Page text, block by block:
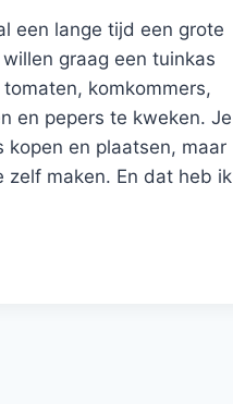
een lange tijd een grote
graag een tuinkas
komkommers,
en pepers te kweken. Je
kopen en plaatsen, maar
zelf maken. En dat heb ik